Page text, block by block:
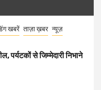
खबरें ताज़ा ख़बर न्यूज़
पर्यटकों से जिम्मेदारी निभाने